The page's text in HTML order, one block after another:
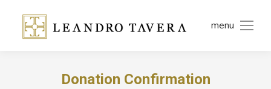
menu
Donation Confirmation